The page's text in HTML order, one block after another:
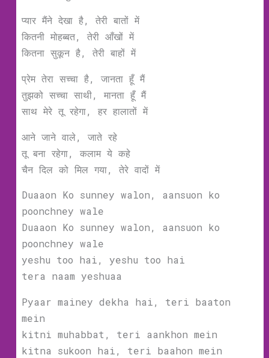
प्यार मैंने देखा है, तेरी बातों में
कितनी मोहब्बत, तेरी आँखों में
कितना सुकून है, तेरी बाहों में
प्रेम तेरा सच्चा है, जानता हूँ मैं
तुझको सच्चा साथी, मानता हूँ मैं
साथ मेरे तू रहेगा, हर हालातों में
आने जाने वाले, जाते रहे
तू बना रहेगा, कलाम ये कहे
चैन दिल को मिल गया, तेरे वादों में
Duaaon Ko sunney walon, aansuon ko
poonchney wale
Duaaon Ko sunney walon, aansuon ko
poonchney wale
yeshu too hai, yeshu too hai
tera naam yeshuaa
Pyaar mainey dekha hai, teri baaton
mein
kitni muhabbat, teri aankhon mein
kitna sukoon hai, teri baahon mein